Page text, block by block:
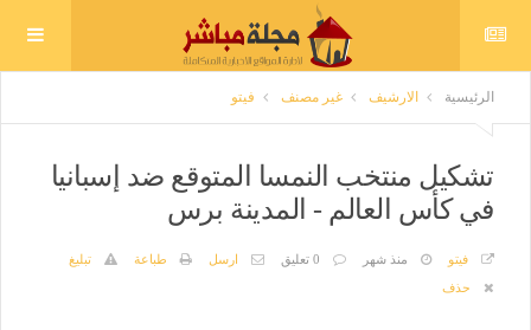
الرئيسية الارشيف غير مصنف فيتو
تشكيل منتخب النمسا المتوقع ضد إسبانيا
في كأس العالم - المدينة برس
فيتو منذ شهر 0 تعليق ارسل طباعة
تبليغ
حذف